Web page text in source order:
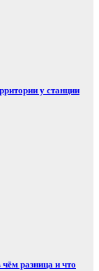
у станции
разница и что